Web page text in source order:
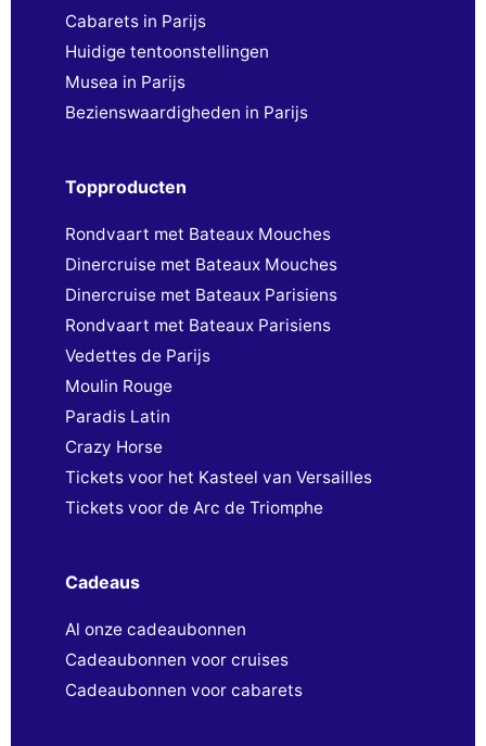
Cabarets in Parijs
Huidige tentoonstellingen
Musea in Parijs
Bezienswaardigheden in Parijs
Topproducten
Rondvaart met Bateaux Mouches
Dinercruise met Bateaux Mouches
Dinercruise met Bateaux Parisiens
Rondvaart met Bateaux Parisiens
Vedettes de Parijs
Moulin Rouge
Paradis Latin
Crazy Horse
Tickets voor het Kasteel van Versailles
Tickets voor de Arc de Triomphe
Cadeaus
Al onze cadeaubonnen
Cadeaubonnen voor cruises
Cadeaubonnen voor cabarets